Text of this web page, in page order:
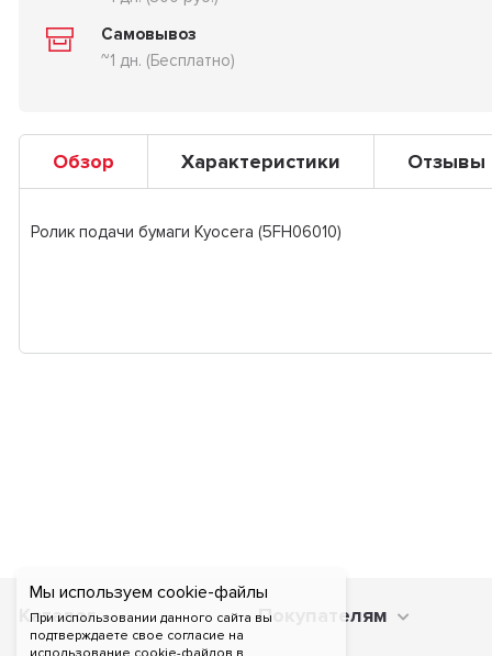
Мы используем cookie-файлы
При использовании данного сайта вы
подтверждаете свое согласие на
Самовывоз
~1 дн. (Бесплатно)
Обзор Характеристики Отзывы
Ролик подачи бумаги Kyocera (5FH06010)
Каталог Покупателям